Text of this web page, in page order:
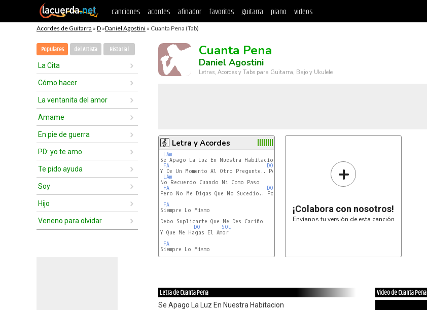
canciones acordes afinador favoritos guitarra piano videos
Acordes de Guitarra » D »Daniel Agostini » Cuanta Pena (Tab)
Populares del Artista Historial
La Cita
Cómo hacer
La ventanita del amor
Amame
En pie de guerra
PD: yo te amo
Te pido ayuda
Soy
Hijo
Veneno para olvidar
Cuanta Pena
Daniel Agostini
Letras, Acordes y Tabs para Guitarra, Bajo y Ukulele
Letra y Acordes
LAm
Se Apago La Luz En Nuestra Habitacion
FA
DO
Y De Un Momento Al Otro Pregunte.. Por Que
LAm
No Recuerdo Cuando Ni Como Paso
FA
DO
Pero No Me Digas Que No Sucedio.. Por Que
FA
Siempre Lo Mismo
Debo Suplicarte Que Me Des Cariño
DO
SOL
Y Que Me Hagas El Amor
FA
Siempre Lo Mismo
+
¡Colabora con nosotros!
Envíanos tu versión de esta canción
Letra de Cuanta Pena
Se Apago La Luz En Nuestra Habitacion
Video de Cuanta Pena